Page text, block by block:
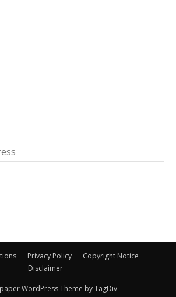
Privacy Policy
Copyright Notice
Disclaimer
WordPress Theme by TagDiv